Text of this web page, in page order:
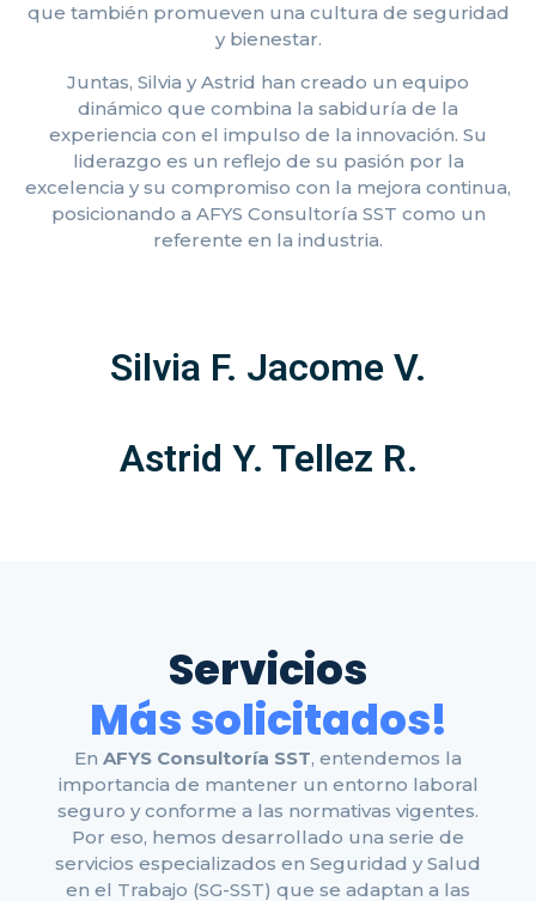
que también promueven una cultura de seguridad
y bienestar.
Juntas, Silvia y Astrid han creado un equipo
dinámico que combina la sabiduría de la
experiencia con el impulso de la innovación. Su
liderazgo es un reflejo de su pasión por la
excelencia y su compromiso con la mejora continua,
posicionando a AFYS Consultoría SST como un
referente en la industria.
Silvia F. Jacome V.
Astrid Y. Tellez R.
Servicios
Más solicitados!
En AFYS Consultoría SST, entendemos la
importancia de mantener un entorno laboral
seguro y conforme a las normativas vigentes.
Por eso, hemos desarrollado una serie de
servicios especializados en Seguridad y Salud
en el Trabajo (SG-SST) que se adaptan a las